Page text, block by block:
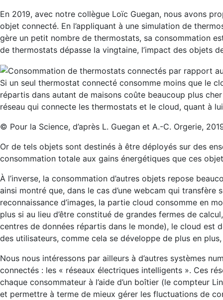
En 2019, avec notre collègue Loïc Guegan, nous avons
objet connecté. En l’appliquant à une simulation de
gère un petit nombre de thermostats, sa consommation
de thermostats dépasse la vingtaine, l’impact des objets
Si un seul thermostat connecté consomme moins que le
répartis dans autant de maisons coûte beaucoup plus
réseau qui connecte les thermostats et le cloud, quant à
© Pour la Science, d’après L. Guegan et A.-C. Orgerie,
Or de tels objets sont destinés à être déployés sur des
consommation totale aux gains énergétiques que ces
À l’inverse, la consommation d’autres objets repose
ainsi montré que, dans le cas d’une webcam qui
reconnaissance d’images, la partie cloud consomme en
plus si au lieu d’être constitué de grandes fermes de
centres de données répartis dans le monde), le cloud est
des utilisateurs, comme cela se développe de plus en
Nous nous intéressons par ailleurs à d’autres systèmes
connectés : les « réseaux électriques intelligents ». Ces
chaque consommateur à l’aide d’un boîtier (le compteur
et permettre à terme de mieux gérer les fluctuations de